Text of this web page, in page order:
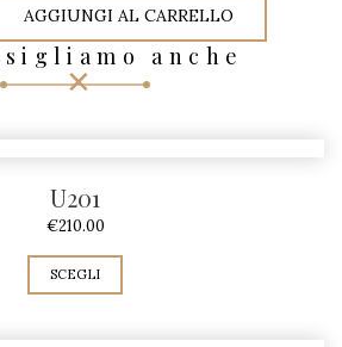
AGGIUNGI AL CARRELLO
anche
U201
€210.00
SCEGLI